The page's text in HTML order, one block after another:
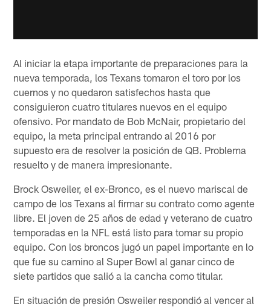
Al iniciar la etapa importante de preparaciones para la
nueva temporada, los Texans tomaron el toro por los
cuernos y no quedaron satisfechos hasta que
consiguieron cuatro titulares nuevos en el equipo
ofensivo. Por mandato de Bob McNair, propietario del
equipo, la meta principal entrando al 2016 por
supuesto era de resolver la posición de QB. Problema
resuelto y de manera impresionante.
Brock Osweiler, el ex-Bronco, es el nuevo mariscal de
campo de los Texans al firmar su contrato como agente
libre. El joven de 25 años de edad y veterano de cuatro
temporadas en la NFL está listo para tomar su propio
equipo. Con los broncos jugó un papel importante en lo
que fue su camino al Super Bowl al ganar cinco de
siete partidos que salió a la cancha como titular.
En situación de presión Osweiler respondió al vencer al